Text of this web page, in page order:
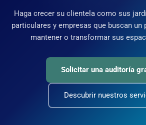
Haga crecer su clientela como sus
particulares y empresas que buscan un
mantener o transformar sus
Solicitar una auditoría
Descubrir nuestros